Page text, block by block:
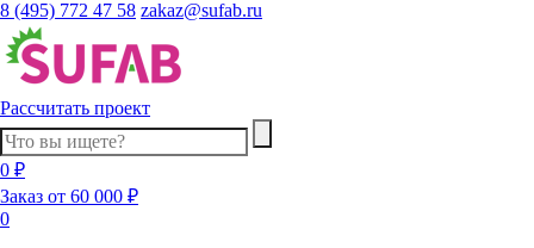
8 (495) 772 47 58 zakaz@sufab.ru
Рассчитать проект
0 ₽
Заказ от 60 000 ₽
0